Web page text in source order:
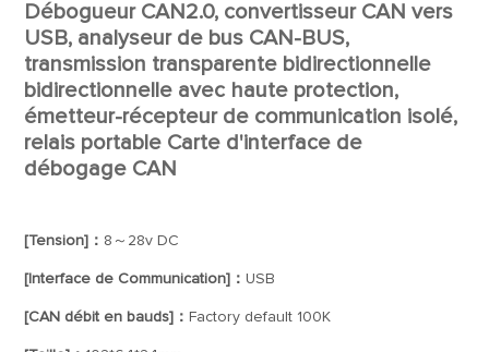
Débogueur CAN2.0, convertisseur CAN vers
USB, analyseur de bus CAN-BUS,
transmission transparente bidirectionnelle
bidirectionnelle avec haute protection,
émetteur-récepteur de communication isolé,
relais portable Carte d'interface de
débogage CAN
[Tension]： 8～28v DC
[Interface de Communication]：USB
[CAN débit en bauds]： Factory default 100K